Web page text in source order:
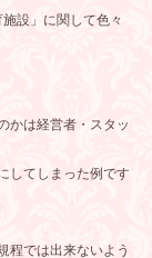
設」に関して色々
かは経営者・スタッ
してしまった例です
程では出来ないよう